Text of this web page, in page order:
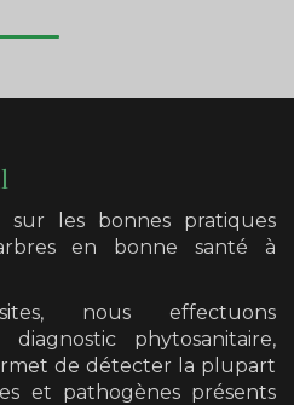
sur les bonnes pratiques
en bonne santé à
nous effectuons
phytosanitaire,
de détecter la plupart
et pathogènes présents